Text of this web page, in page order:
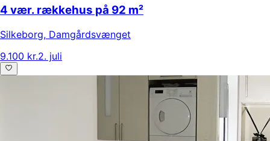
4 vær. rækkehus på 92 m²
Silkeborg, Damgårdsvænget
9.100 kr.2. juli